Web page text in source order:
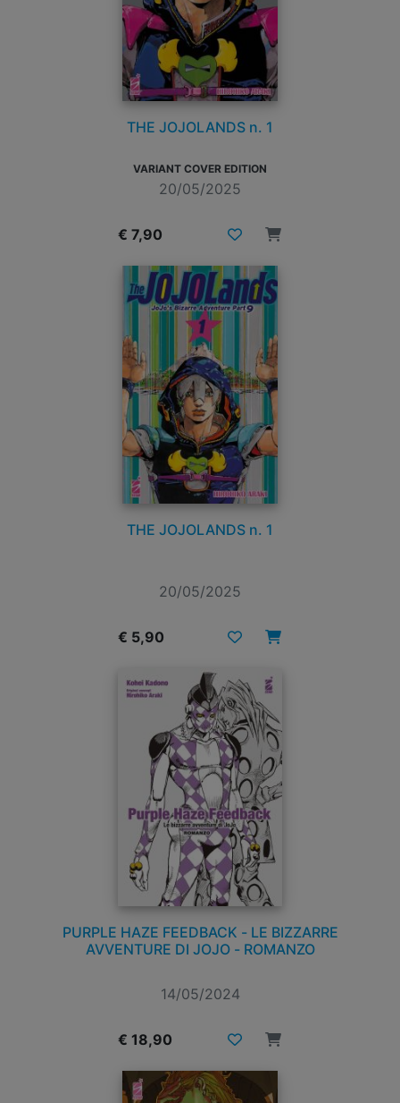
THE JOJOLANDS n. 1
VARIANT COVER EDITION
20/05/2025
€ 7,90
THE JOJOLANDS n. 1
20/05/2025
€ 5,90
PURPLE HAZE FEEDBACK - LE BIZZARRE
AVVENTURE DI JOJO - ROMANZO
14/05/2024
€ 18,90